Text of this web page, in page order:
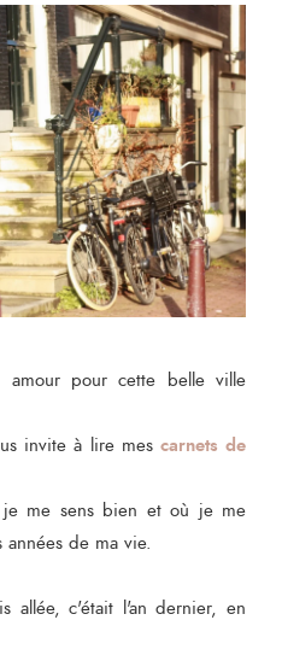
amour pour cette belle ville
invite à lire mes carnets de
me sens bien et où je me
de ma vie.
allée, c'était l'an dernier, en